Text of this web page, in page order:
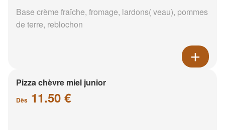
Base crème fraîche, fromage, lardons( veau), pommes
de terre, reblochon
Pizza chèvre miel junior
Dès 11.50 €